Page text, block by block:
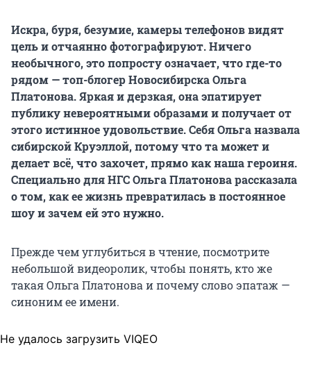
Искра, буря, безумие, камеры телефонов видят
цель и отчаянно фотографируют. Ничего
необычного, это попросту означает, что где-то
рядом — топ-блогер Новосибирска Ольга
Платонова. Яркая и дерзкая, она эпатирует
публику невероятными образами и получает от
этого истинное удовольствие. Себя Ольга назвала
сибирской Круэллой, потому что та может и
делает всё, что захочет, прямо как наша героиня.
Специально для НГС Ольга Платонова рассказала
о том, как ее жизнь превратилась в постоянное
шоу и зачем ей это нужно.
Прежде чем углубиться в чтение, посмотрите
небольшой видеоролик, чтобы понять, кто же
такая Ольга Платонова и почему слово эпатаж —
синоним ее имени.
Не удалось загрузить VIQEO